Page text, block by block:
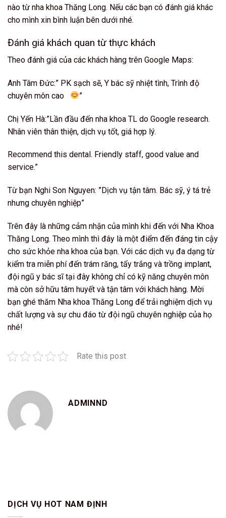
nào từ nha khoa Thăng Long. Nếu các bạn có đánh giá khác
cho mình xin bình luận bên dưới nhé.
Đánh giá khách quan từ thực khách
Theo đánh giá của các khách hàng trên Google Maps:
Anh Tâm Đức:” PK sạch sẽ, Y bác sỹ nhiệt tình, Trình độ
chuyên môn cao
”
Chị Yến Hà:”Lần đầu đến nha khoa TL do Google research.
Nhân viên thân thiện, dịch vụ tốt, giá hợp lý.
Recommend this dental. Friendly staff, good value and
service.”
Từ bạn Nghi Son Nguyen: ”Dịch vụ tận tâm. Bác sỹ, ý tá trẻ
nhưng chuyên nghiệp”
Trên đây là những cảm nhận của mình khi đến với Nha Khoa
Thăng Long. Theo mình thì đây là một điểm đến đáng tin cậy
cho sức khỏe nha khoa của bạn. Với các dịch vụ đa dạng từ
kiểm tra miễn phí đến trám răng, tẩy trắng và trồng implant,
đội ngũ y bác sĩ tại đây không chỉ có kỹ năng chuyên môn
mà còn sở hữu tâm huyết và tận tâm với khách hàng. Mời
bạn ghé thăm Nha khoa Thăng Long để trải nghiệm dịch vụ
chất lượng và sự chu đáo từ đội ngũ chuyên nghiệp của họ
nhé!
Rate this post
ADMINND
DỊCH VỤ HOT NAM ĐỊNH